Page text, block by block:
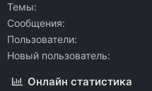
Темы
Сообщения
Пользователи
Новый пользователь
Онлайн статистика